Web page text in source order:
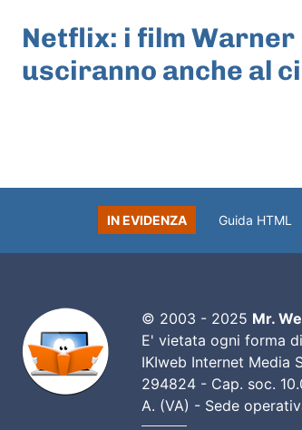
Netflix: i film Warner
usciranno anche al
IN EVIDENZA Guida HTML
© 2003 - 2025 Mr.
E' vietata ogni forma
IKIweb Internet Media
294824 - Cap. soc.
A. (VA) - Sede